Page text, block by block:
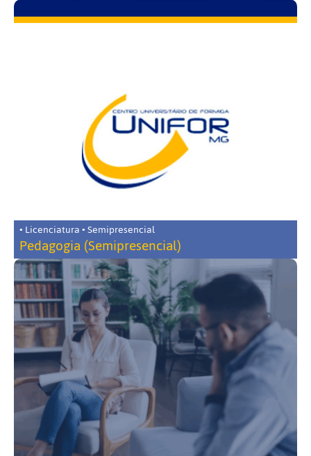
• Licenciatura • Semipresencial
Pedagogia (Semipresencial)